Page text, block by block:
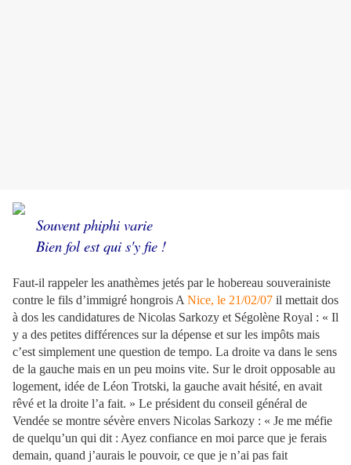
Souvent phiphi varie
Bien fol est qui s'y fie !
Faut-il rappeler les anathèmes jetés par le hobereau souverainiste
contre le fils d’immigré hongrois A Nice, le 21/02/07 il mettait dos
à dos les candidatures de Nicolas Sarkozy et Ségolène Royal : « Il
y a des petites différences sur la dépense et sur les impôts mais
c’est simplement une question de tempo. La droite va dans le sens
de la gauche mais en un peu moins vite. Sur le droit opposable au
logement, idée de Léon Trotski, la gauche avait hésité, en avait
rêvé et la droite l’a fait. » Le président du conseil général de
Vendée se montre sévère envers Nicolas Sarkozy : « Je me méfie
de quelqu’un qui dit : Ayez confiance en moi parce que je ferais
demain, quand j’aurais le pouvoir, ce que je n’ai pas fait